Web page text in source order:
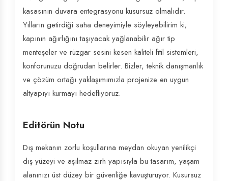
kasasının duvara entegrasyonu kusursuz olmalıdır.
Yılların getirdiği saha deneyimiyle söyleyebilirim ki;
kapının ağırlığını taşıyacak yağlanabilir ağır tip
menteşeler ve rüzgar sesini kesen kaliteli fitil sistemleri,
konforunuzu doğrudan belirler. Bizler, teknik danışmanlık
ve çözüm ortağı yaklaşımımızla projenize en uygun
altyapıyı kurmayı hedefliyoruz.
Editörün Notu
Dış mekanın zorlu koşullarına meydan okuyan yenilikçi
dış yüzeyi ve aşılmaz zırh yapısıyla bu tasarım, yaşam
alanınızı üst düzey bir güvenliğe kavuşturuyor. Kusursuz